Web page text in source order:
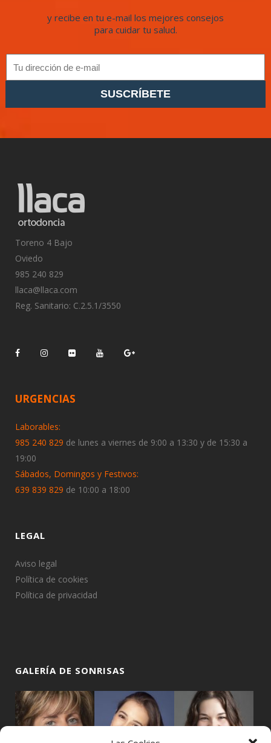
y recibe en tu e-mail los mejores consejos
para cuidar tu salud.
SUSCRÍBETE
Toreno 4 Bajo
Oviedo
985 240 829
llaca@llaca.com
Reg. Sanitario: C.2.5.1/3550
URGENCIAS
Laborables:
985 240 829 de lunes a viernes de 9:00 a 13:30 y de 15:30 a
19:00
Sábados, Domingos y Festivos:
639 839 829 de 10:00 a 18:00
LEGAL
Aviso legal
Política de cookies
Política de privacidad
GALERÍA DE SONRISAS